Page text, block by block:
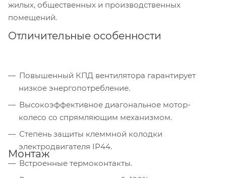
жилых, общественных и производственных
помещений.
Отличительные особенности
Повышенный КПД вентилятора гарантирует
низкое энергопотребление.
Высокоэффективное диагональное мотор-
колесо со спрямляющим механизмом.
Степень защиты клеммной колодки
электродвигателя IP44.
Встроенные термоконтакты.
Монтаж